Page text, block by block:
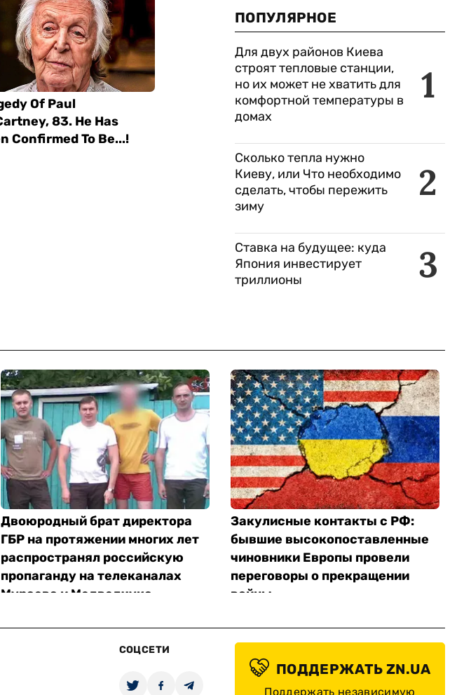
ПОПУЛЯРНОЕ
1
Для двух районов Киева
строят тепловые станции,
но их может не хватить для
комфортной температуры в
домах
2
Сколько тепла нужно
Киеву, или Что необходимо
сделать, чтобы пережить
зиму
3
Ставка на будущее: куда
Япония инвестирует
триллионы
Двоюродный брат директора
ГБР на протяжении многих лет
распространял российскую
пропаганду на телеканалах
Мураева и Медведчука —
Закулисные контакты с РФ:
бывшие высокопоставленные
чиновники Европы провели
переговоры о прекращении
войны
СОЦСЕТИ
ПОДДЕРЖАТЬ ZN.UA
Поддержать независимую